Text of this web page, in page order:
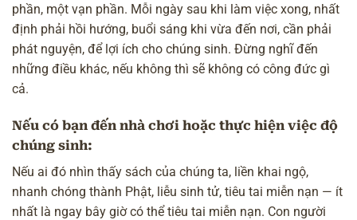
phần, một vạn phần. Mỗi ngày sau khi làm việc xong, nhất
định phải hồi hướng, buổi sáng khi vừa đến nơi, cần phải
phát nguyện, để lợi ích cho chúng sinh. Đừng nghĩ đến
những điều khác, nếu không thì sẽ không có công đức gì
cả.
Nếu có bạn đến nhà chơi hoặc thực hiện việc độ
chúng sinh:
Nếu ai đó nhìn thấy sách của chúng ta, liền khai ngộ,
nhanh chóng thành Phật, liễu sinh tử, tiêu tai miễn nạn — ít
nhất là ngay bây giờ có thể tiêu tai miễn nạn. Con người